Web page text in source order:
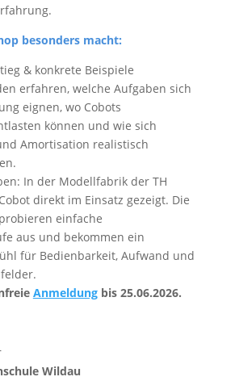
besonders macht:
& konkrete Beispiele
erfahren, welche Aufgaben sich
eignen, wo Cobots
können und wie sich
Amortisation realistisch
In der Modellfabrik der TH
direkt im Einsatz gezeigt. Die
einfache
aus und bekommen ein
für Bedienbarkeit, Aufwand und
Anmeldungbis 25.06.2026.
Wildau